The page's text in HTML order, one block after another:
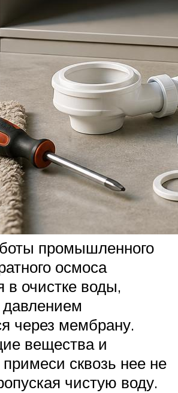
промышленного
осмоса
в очистке воды,
давлением
через мембрану.
вещества и
сквозь нее не
чистую воду.